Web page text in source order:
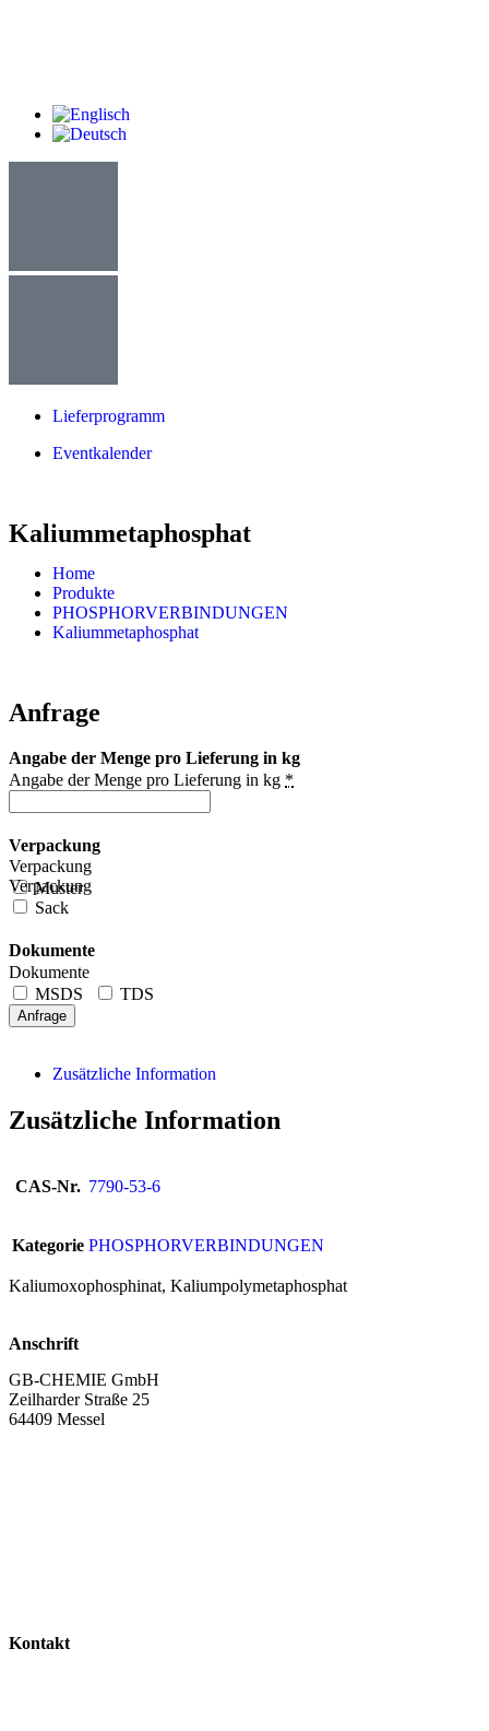
Lieferprogramm
Eventkalender
Kaliummetaphosphat
Home
Produkte
PHOSPHORVERBINDUNGEN
Kaliummetaphosphat
Anfrage
Angabe der Menge pro Lieferung in kg
Angabe der Menge pro Lieferung in kg *
Verpackung
Verpackung
Muster
Verpackung
Sack
Dokumente
Dokumente
MSDS
TDS
Anfrage
Zusätzliche Information
Zusätzliche Information
CAS-Nr. 7790-53-6
Kategorie PHOSPHORVERBINDUNGEN
Kaliumoxophosphinat, Kaliumpolymetaphosphat
Anschrift
GB-CHEMIE GmbH
Zeilharder Straße 25
64409 Messel
Kontakt